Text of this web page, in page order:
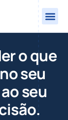
o que
seu
seu